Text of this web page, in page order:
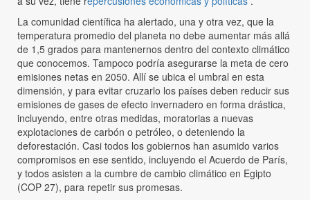
La comunidad científica ha alertado, una y otra vez, que la
temperatura promedio del planeta no debe aumentar más allá
de 1,5 grados para mantenernos dentro del contexto climático
que conocemos. Tampoco podría asegurarse la meta de cero
emisiones netas en 2050. Allí se ubica el umbral en esta
dimensión, y para evitar cruzarlo los países deben reducir sus
emisiones de gases de efecto invernadero en forma drástica,
incluyendo, entre otras medidas, moratorias a nuevas
explotaciones de carbón o petróleo, o deteniendo la
deforestación. Casi todos los gobiernos han asumido varios
compromisos en ese sentido, incluyendo el Acuerdo de París,
y todos asisten a la cumbre de cambio climático en Egipto
(COP 27), para repetir sus promesas.